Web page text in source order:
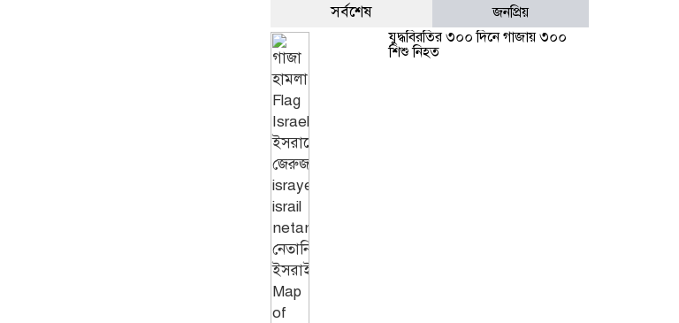
সর্বশেষ
জনপ্রিয়
যুদ্ধবিরতির ৩০০ দিনে গাজায় ৩০০
শিশু নিহত